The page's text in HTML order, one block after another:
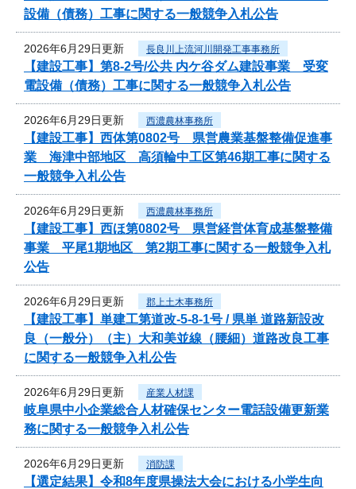
設備（債務）工事に関する一般競争入札公告
2026年6月29日更新 長良川上流河川開発工事事務所
【建設工事】第8-2号/公共 内ケ谷ダム建設事業 受変
電設備（債務）工事に関する一般競争入札公告
2026年6月29日更新 西濃農林事務所
【建設工事】西体第0802号 県営農業基盤整備促進事
業 海津中部地区 高須輪中工区第46期工事に関する
一般競争入札公告
2026年6月29日更新 西濃農林事務所
【建設工事】西ほ第0802号 県営経営体育成基盤整備
事業 平尾1期地区 第2期工事に関する一般競争入札
公告
2026年6月29日更新 郡上土木事務所
【建設工事】単建工第道改-5-8-1号 / 県単 道路新設改
良（一般分）（主）大和美並線（腰細）道路改良工事
に関する一般競争入札公告
2026年6月29日更新 産業人材課
岐阜県中小企業総合人材確保センター電話設備更新業
務に関する一般競争入札公告
2026年6月29日更新 消防課
【選定結果】令和8年度県操法大会における小学生向